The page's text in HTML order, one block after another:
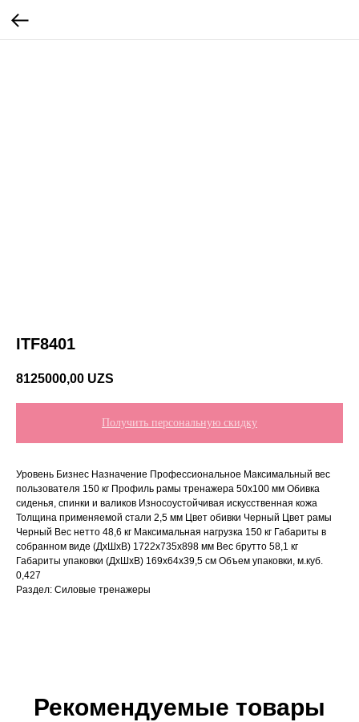
ITF8401
8125000,00 UZS
Получить персональную скидку
Уровень Бизнес Назначение Профессиональное Максимальный вес
пользователя 150 кг Профиль рамы тренажера 50x100 мм Обивка
сиденья, спинки и валиков Износоустойчивая искусственная кожа
Толщина применяемой стали 2,5 мм Цвет обивки Черный Цвет рамы
Черный Вес нетто 48,6 кг Максимальная нагрузка 150 кг Габариты в
собранном виде (ДxШxВ) 1722x735x898 мм Вес брутто 58,1 кг
Габариты упаковки (ДxШxВ) 169x64x39,5 см Объем упаковки, м.куб.
0,427
Раздел: Силовые тренажеры
Рекомендуемые товары